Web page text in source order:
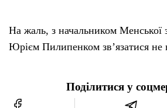
На жаль, з начальником Менської
Юрієм Пилипенком зв’язатися не
Поділитися у